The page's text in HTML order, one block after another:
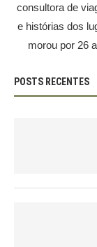
consultora de
e histórias dos
morou por 26
POSTS RECENTES